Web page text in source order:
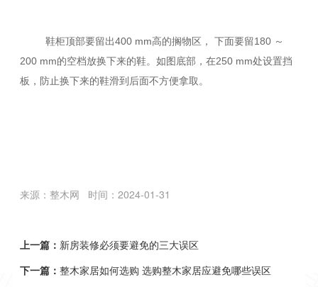
鞋柜顶部要留出400 mm高的搁物区， 下面要留180 ～
200 mm的空档放换下来的鞋。如图底部，在250 mm处设置挡
板，防止换下来的鞋滑到后面不方便拿取。
来源：整木网 时间：2024-01-31
上一篇： 新房装修必须要避免的三大误区
下一篇： 整木家居如何选购 选购整木家居应避免哪些误区